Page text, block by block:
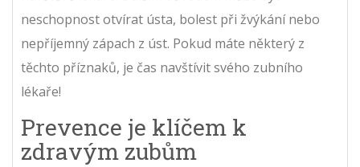
neschopnost otvírat ústa, bolest při žvýkání nebo
nepříjemný zápach z úst. Pokud máte některý z
těchto příznaků, je čas navštívit svého zubního
lékaře!
Prevence je klíčem k
zdravým zubům